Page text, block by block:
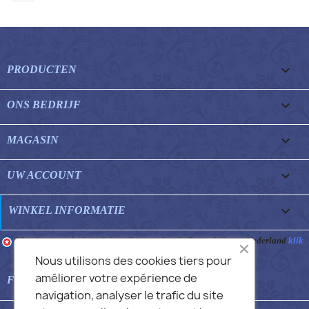
PRODUCTEN 
ONS BEDRIJF 
MAGASIN 
UW ACCOUNT 
WINKEL INFORMATIE keyboard_arrow_down
Merchant goedgekeurd door Gegarandeerde Beoordelingen Nederland klik
hier om het attest te tonen
FEATURED FAQS 
Nous utilisons des cookies tiers pour
améliorer votre expérience de
navigation, analyser le trafic du site